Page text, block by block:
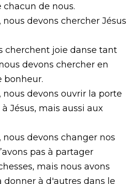
de nous.
devons chercher Jésus
cherchent joie danse tant
devons chercher en
bonheur.
nous devons ouvrir la porte
Jésus, mais aussi aux
devons changer nos
pas à partager
mais nous avons
donner à d'autres dans le